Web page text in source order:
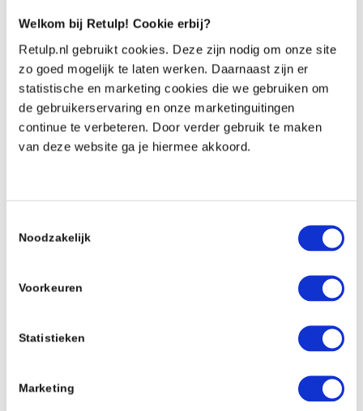
Welkom bij Retulp! Cookie erbij?
Retulp.nl gebruikt cookies. Deze zijn nodig om onze site
zo goed mogelijk te laten werken. Daarnaast zijn er
statistische en marketing cookies die we gebruiken om
de gebruikerservaring en onze marketinguitingen
continue te verbeteren. Door verder gebruik te maken
van deze website ga je hiermee akkoord.
Noodzakelijk
Voorkeuren
Statistieken
Marketing
vers. Bovendien heb je ook geen boterhamzakjes
nodig. Zo doet u ook nog iets voor het milieu!
WEBSHOP BEKIJKEN
Broodtrommels en lunchboxen van Retulp
Retulp staat voor duurzaamheid en stijl, perfect voor
behoeften in gedachten. Daarom biedt Retulp een
alleen functioneel en duurzaam zijn, maar ook stijlvol.
Of je nu een broodtrommel nodig hebt voor school of
een thermosfles voor onderweg, Retulp heeft een
duurzame oplossing.
Wil jij een leuke lunchbox of broodtrommel bestellen?
Dat kan! Deze zijn te bestellen via onze
webshopen